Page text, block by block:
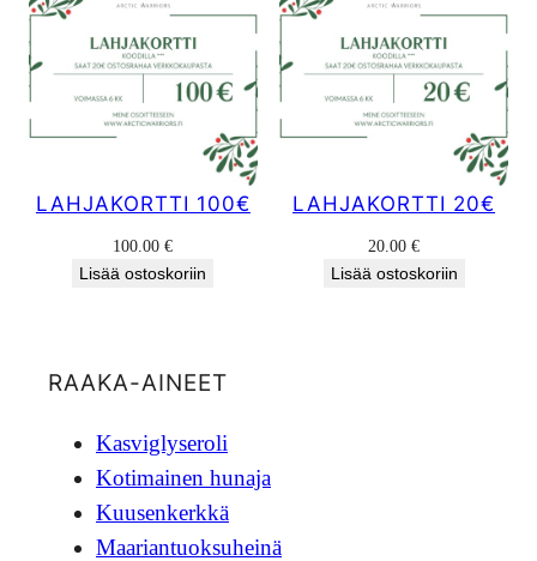
LAHJAKORTTI 100€
100.00€
Lisää ostoskoriin
LAHJAKORTTI 20€
20.00€
Lisää ostoskoriin
RAAKA-AINEET
Kasviglyseroli
Kotimainen hunaja
Kuusenkerkkä
Maariantuoksuheinä